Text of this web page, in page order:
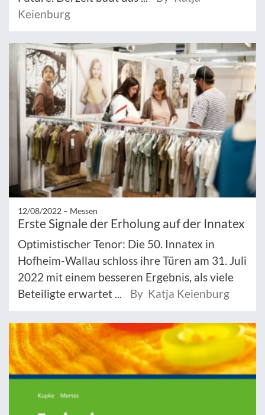
Keienburg
12/08/2022 – Messen
Erste Signale der Erholung auf der Innatex
Optimistischer Tenor: Die 50. Innatex in
Hofheim-Wallau schloss ihre Türen am 31. Juli
2022 mit einem besseren Ergebnis, als viele
Beteiligte erwartet ...
By Katja Keienburg